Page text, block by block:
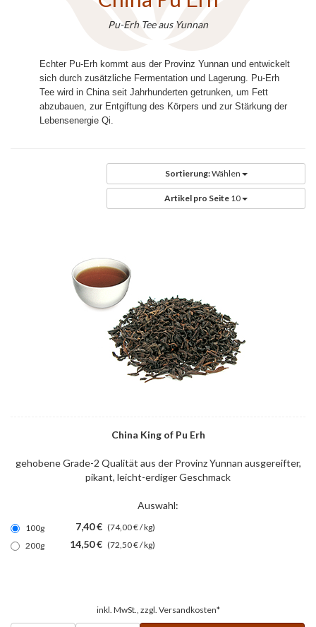
Pu-Erh Tee aus Yunnan
Echter Pu-Erh kommt aus der Provinz Yunnan und entwickelt
sich durch zusätzliche Fermentation und Lagerung. Pu-Erh
Tee wird in China seit Jahrhunderten getrunken, um Fett
abzubauen, zur Entgiftung des Körpers und zur Stärkung der
Lebensenergie Qi.
Sortierung:Wählen
Artikel pro Seite 10
China King of Pu Erh
gehobene Grade-2 Qualität aus der Provinz Yunnan ausgereifter,
pikant, leicht-erdiger Geschmack
Auswahl:
100g 7,40 € (74,00 € / kg)
200g
14,50 € (72,50 € / kg)
inkl. MwSt., zzgl. Versandkosten*